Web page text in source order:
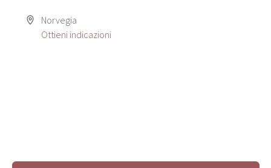
Norvegia
Ottieni indicazioni